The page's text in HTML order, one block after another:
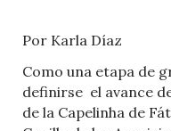
Por Karla Díaz
Como una etapa de
definirse el avance
de la Capelinha de